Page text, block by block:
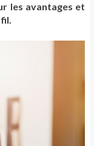
les avantages et